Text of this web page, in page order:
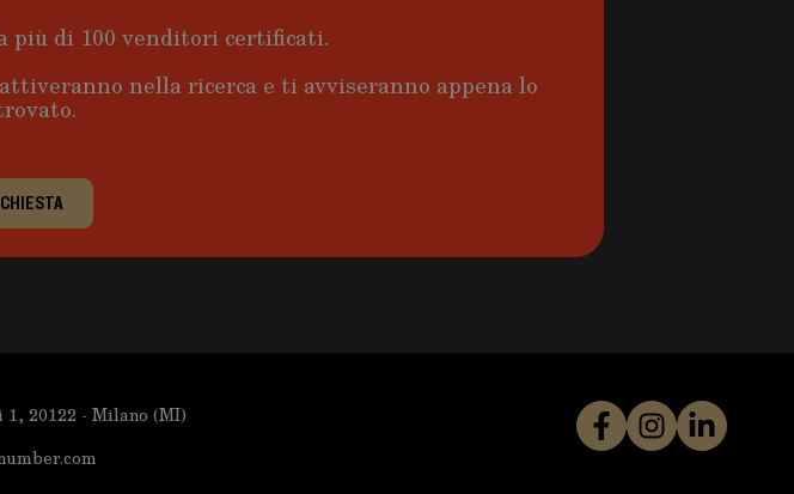
più di 100 venditori certificati.
nella ricerca e ti avviseranno appena lo
20122 - Milano (MI)